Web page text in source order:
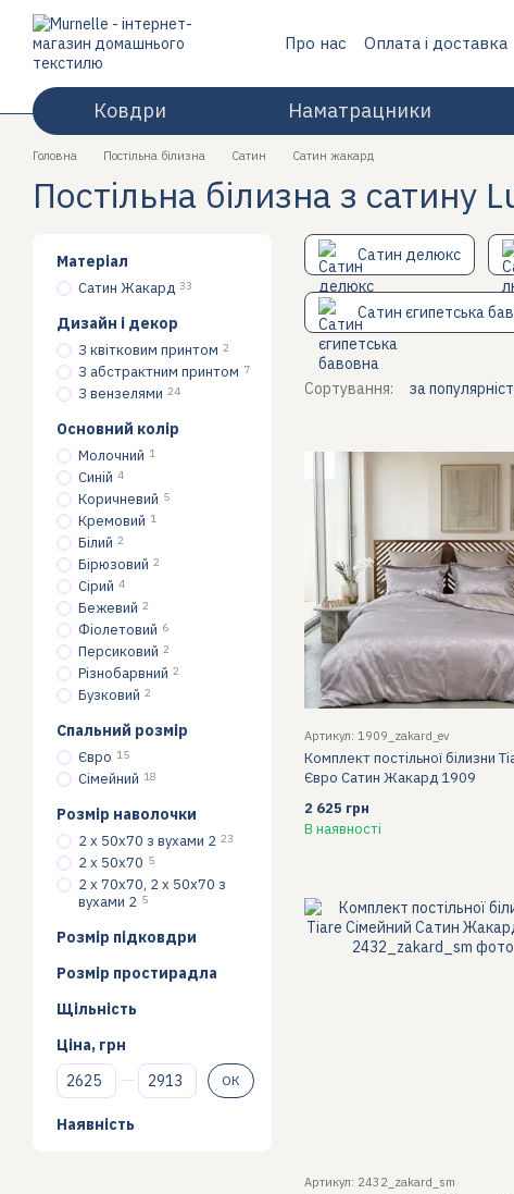
Перейти до основного контенту
Про нас Оплата і доставка
Ковдри Наматрацники
Головна Постільна білизна Сатин Сатин жакард
Постільна білизна з сатину
Сатин делюкс
Сатин єгипетська
Сортування: за
Артикул: 1909_zakard_ev
Комплект постільної білизни
Євро Сатин Жакард 1909
2 625 грн
В наявності
Артикул: 2432_zakard_sm
Матеріал
Сатин Жакард 33
Дизайн і декор
З квітковим принтом 2
З абстрактним принтом 7
З вензелями 24
Основний колір
Молочний 1
Синій 4
Коричневий 5
Кремовий 1
Білий 2
Бірюзовий 2
Сірий 4
Бежевий 2
Фіолетовий 6
Персиковий 2
Різнобарвний 2
Бузковий 2
Спальний розмір
Євро 15
Сімейний 18
Розмір наволочки
2 х 50х70 з вухами 2 23
2 х 50х70 5
2 х 70х70, 2 х 50х70 з
вухами 2 5
Розмір підковдри
Розмір простирадла
Щільність
Ціна, грн
Від Ціна, грн
До Ціна, грн ОК
Наявність